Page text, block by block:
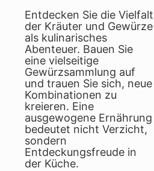
Entdecken Sie die Vielfalt
der Kräuter und Gewürze
als kulinarisches
Abenteuer. Bauen Sie
eine vielseitige
Gewürzsammlung auf
und trauen Sie sich, neue
Kombinationen zu
kreieren. Eine
ausgewogene Ernährung
bedeutet nicht Verzicht,
sondern
Entdeckungsfreude in
der Küche.